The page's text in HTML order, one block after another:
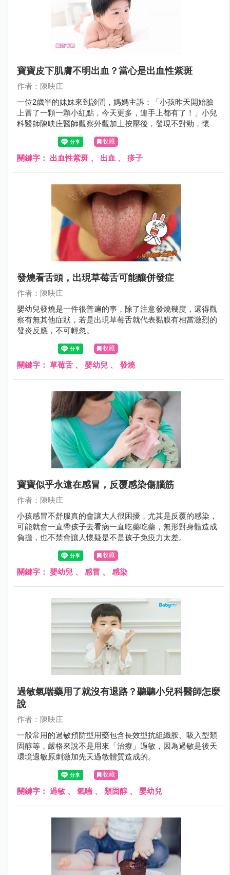
寶寶皮下肌膚不明出血？當心是出血性紫斑
作者：陳映庄
一位2歲半的妹妹來到診間，媽媽主訴：「小孩昨天開始臉
上冒了一顆一顆小紅點，今天更多，連手上都有了！」小兒
科醫師陳映庄醫師觀察外觀加上按壓後，發現不對勁，懷疑
是出血性紫斑。
收藏
關鍵字： 出血性紫斑 、 出血 、 疹子
發燒看舌頭，出現草莓舌可能釀併發症
作者：陳映庄
嬰幼兒發燒是一件很普遍的事，除了注意發燒幾度，還得觀
察有無其他症狀，若是出現草莓舌就代表黏膜有相當激烈的
發炎反應，不可輕忽。
收藏
關鍵字： 草莓舌 、 嬰幼兒 、 發燒
寶寶似乎永遠在感冒，反覆感染傷腦筋
作者：陳映庄
小孩感冒不舒服真的會讓大人很困擾，尤其是反覆的感染，
可能就會一直帶孩子去看病一直吃藥吃藥，無形對身體造成
負擔，也不禁會讓人懷疑是不是孩子免疫力太差。
收藏
關鍵字： 嬰幼兒 、 感冒 、 感染
過敏氣喘藥用了就沒有退路？聽聽小兒科醫師怎麼
說
作者：陳映庄
一般常用的過敏預防型用藥包含長效型抗組織胺、吸入型類
固醇等，嚴格來說不是用來「治療」過敏，因為過敏是後天
環境過敏原刺激加先天過敏體質造成的。
收藏
關鍵字： 過敏 、 氣喘、 類固醇、 嬰幼兒